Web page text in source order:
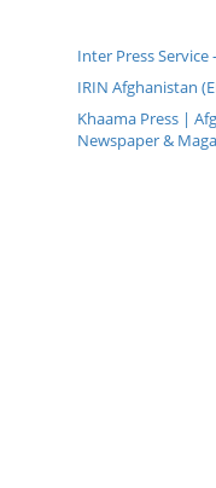
Inter Press Service
IRIN Afghanistan
Khaama Press |
Newspaper &